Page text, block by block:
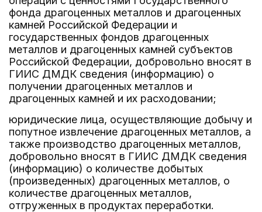
фонда драгоценных металлов и драгоценных
камней Российской Федерации и
государственных фондов драгоценных
металлов и драгоценных камней субъектов
Российской Федерации, добровольно вносят в
ГИИС ДМДК сведения (информацию) о
получении драгоценных металлов и
драгоценных камней и их расходовании;
юридические лица, осуществляющие добычу и
попутное извлечение драгоценных металлов, а
также производство драгоценных металлов,
добровольно вносят в ГИИС ДМДК сведения
(информацию) о количестве добытых
(произведенных) драгоценных металлов, о
количестве драгоценных металлов,
отгруженных в продуктах переработки.